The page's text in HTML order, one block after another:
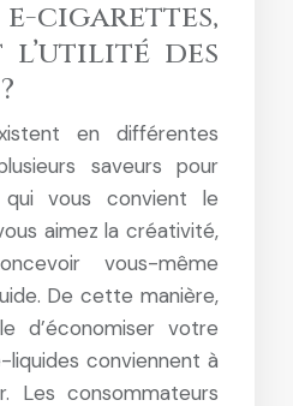
cigarettes,
l’utilité des
en différentes
saveurs pour
vous convient le
aimez la créativité,
vous-même
De cette manière,
d’économiser votre
liquides conviennent à
Les consommateurs